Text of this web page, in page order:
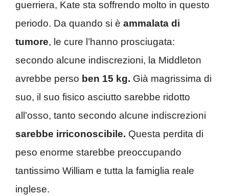
guerriera, Kate sta soffrendo molto in questo
periodo. Da quando si è ammalata di
tumore, le cure l’hanno prosciugata:
secondo alcune indiscrezioni, la Middleton
avrebbe perso ben 15 kg. Già magrissima di
suo, il suo fisico asciutto sarebbe ridotto
all’osso, tanto secondo alcune indiscrezioni
sarebbe irriconoscibile. Questa perdita di
peso enorme starebbe preoccupando
tantissimo William e tutta la famiglia reale
inglese.